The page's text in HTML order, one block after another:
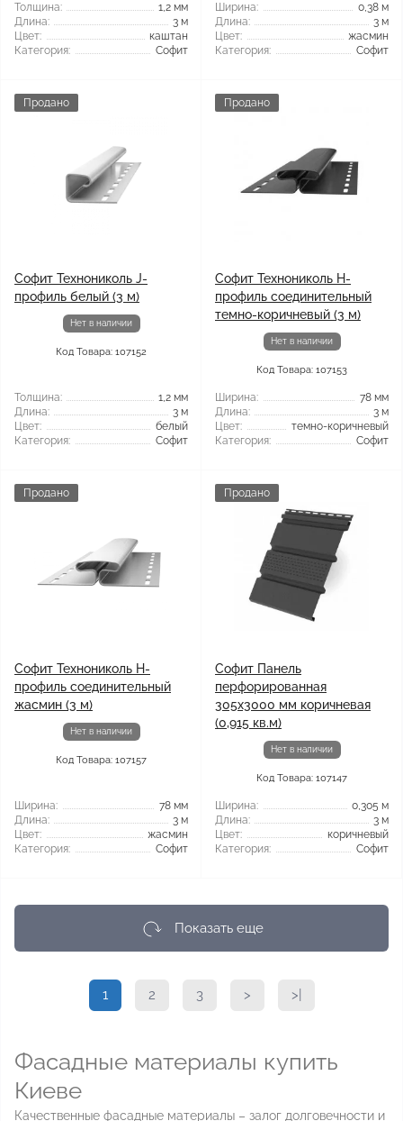
Толщина:
1,2 мм
Длина:
3 м
Цвет:
каштан
Категория:
Софит
Ширина:
0,38 м
Длина:
3 м
Цвет:
жасмин
Категория:
Софит
Продано
Софит Технониколь J-
профиль белый (3 м)
Нет в наличии
Код Товара: 107152
Толщина:
1,2 мм
Длина:
3 м
Цвет:
белый
Категория:
Софит
Продано
Софит Технониколь H-
профиль соединительный
темно-коричневый (3 м)
Нет в наличии
Код Товара: 107153
Ширина:
78 мм
Длина:
3 м
Цвет:
темно-коричневый
Категория:
Софит
Продано
Софит Технониколь H-
профиль соединительный
жасмин (3 м)
Нет в наличии
Код Товара: 107157
Ширина:
78 мм
Длина:
3 м
Цвет:
жасмин
Категория:
Софит
Продано
Софит Панель
перфорированная
305х3000 мм коричневая
(0,915 кв.м)
Нет в наличии
Код Товара: 107147
Ширина:
0,305 м
Длина:
3 м
Цвет:
коричневый
Категория:
Софит
Показать еще
1 2 3 > >|
Фасадные материалы купить
Киеве
Качественные фасадные материалы – залог долговечности и